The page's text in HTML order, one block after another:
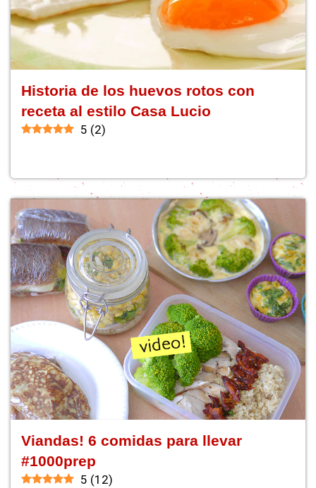
Historia de los huevos rotos con
receta al estilo Casa Lucio
5 (2)
Viandas! 6 comidas para llevar
#1000prep
5 (12)